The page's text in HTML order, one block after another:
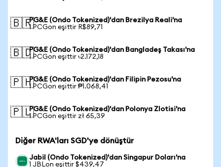
🇧🇷PG&E (Ondo Tokenized)'dan Brezilya Reali'na
1 PCGon eşittir R$89,71
🇧🇩PG&E (Ondo Tokenized)'dan Bangladeş Takası'na
1 PCGon eşittir ৳2.172,18
🇵🇭PG&E (Ondo Tokenized)'dan Filipin Pezosu'na
1 PCGon eşittir ₱1.068,41
🇵🇱PG&E (Ondo Tokenized)'dan Polonya Zlotisi'na
1 PCGon eşittir zł 65,39
Diğer RWA'ları SGD'ye dönüştür
Jabil (Ondo Tokenized)'dan Singapur Doları'na
1 JBLon eşittir $439,47